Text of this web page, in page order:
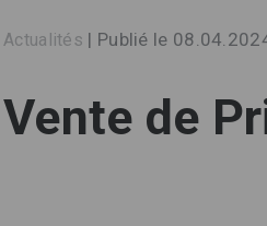
Actualités | Publié le
Vente de